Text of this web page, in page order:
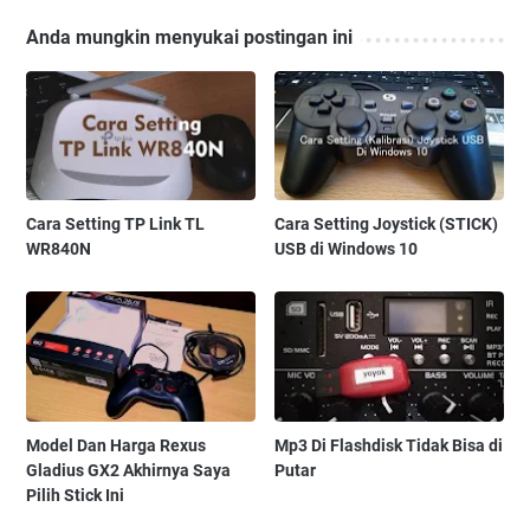
Anda mungkin menyukai postingan ini
Cara Setting TP Link TL
WR840N
Cara Setting Joystick (STICK)
USB di Windows 10
Model Dan Harga Rexus
Gladius GX2 Akhirnya Saya
Pilih Stick Ini
Mp3 Di Flashdisk Tidak Bisa di
Putar